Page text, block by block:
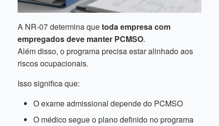
A NR-07 determina quetoda empresa com
empregados deve manter PCMSO.
Além disso, o programa precisa estar alinhado aos
riscos ocupacionais.
Isso significa que:
O exame admissional depende do PCMSO
O médico segue o plano definido no programa